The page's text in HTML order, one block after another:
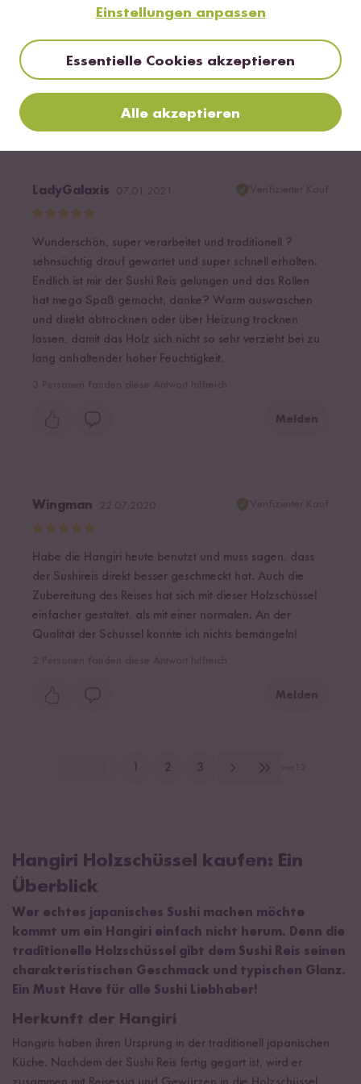
LadyGalaxis
Wunderschön, super verarbeitet und traditionell ?
sehnsüchtig drauf gewartet und super schnell erhalten.
Endlich ist mir der Sushi Reis gelungen und das Rollen
hat mega Spaß gemacht, danke? Warm auswaschen
und direkt abtrocknen oder über Heizung trocknen
lassen, damit das Holz sich nicht so sehr verzieht bei zu
lang anhaltender hoher Feuchtigkeit.
Melden
Wingman
Habe die Hangiri heute benutzt und muss sagen, dass
der Sushireis direkt besser geschmeckt hat. Auch die
Zubereitung des Reises hat sich mit dieser Holzschüssel
einfacher gestaltet, als mit einer normalen. An der
Qualität der Schüssel konnte ich nichts bemängeln!
Melden
1 2 3
Hangiri Holzschüssel kaufen: Ein
Überblick
Wer echtes japanisches Sushi machen möchte
kommt um ein Hangiri einfach nicht herum. Denn die
traditionelle Holzschüssel gibt dem Sushi Reis seinen
charakteristischen Geschmack und typischen Glanz.
Ein Must Have für alle Sushi Liebhaber!
Herkunft der Hangiri
Hangiris haben ihren Ursprung in der traditionell japanischen
Küche. Nachdem der Sushi Reis fertig gegart ist, wird er
Einstellungen anpassen
Essentielle Cookies akzeptieren
Alle akzeptieren